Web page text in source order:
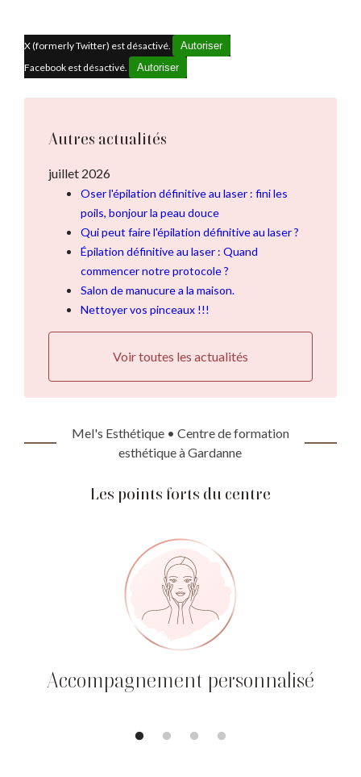
X (formerly Twitter) est désactivé.
Autoriser
Facebook est désactivé.
Autoriser
Autres actualités
juillet 2026
Oser l'épilation définitive au laser : fini les
poils, bonjour la peau douce
Qui peut faire l'épilation définitive au laser ?
Épilation définitive au laser : Quand
commencer notre protocole ?
Salon de manucure a la maison.
Nettoyer vos pinceaux !!!
Voir toutes les actualités
Mel's Esthétique • Centre de formation
esthétique à Gardanne
Les points forts du centre
Accompagnement personnalisé